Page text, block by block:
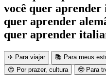
você quer aprender
quer aprender
quer aprender
✈️ Para viajar 📚 Para meus
😍 Por prazer, cultura
🤓 Para